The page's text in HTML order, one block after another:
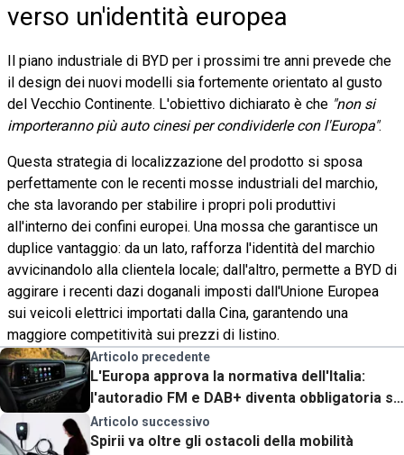
verso un'identità europea
Il piano industriale di BYD per i prossimi tre anni prevede che
il design dei nuovi modelli sia fortemente orientato al gusto
del Vecchio Continente. L'obiettivo dichiarato è che "non si
importeranno più auto cinesi per condividerle con l'Europa".
Questa strategia di localizzazione del prodotto si sposa
perfettamente con le recenti mosse industriali del marchio,
che sta lavorando per stabilire i propri poli produttivi
all'interno dei confini europei. Una mossa che garantisce un
duplice vantaggio: da un lato, rafforza l'identità del marchio
avvicinandolo alla clientela locale; dall'altro, permette a BYD di
aggirare i recenti dazi doganali imposti dall'Unione Europea
sui veicoli elettrici importati dalla Cina, garantendo una
maggiore competitività sui prezzi di listino.
Articolo precedente
L'Europa approva la normativa dell'Italia:
l'autoradio FM e DAB+ diventa obbligatoria su
tutte le nuove vetture
Articolo successivo
Spirii va oltre gli ostacoli della mobilità